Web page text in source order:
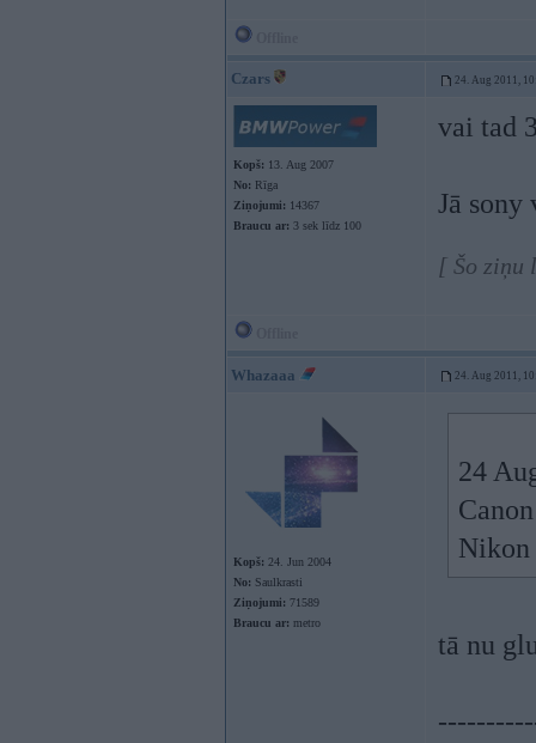
Czars 24. Aug 2011,
Kopš: 13. Aug 2007
No: Rīga
Ziņojumi: 14367
Braucu ar: 3 sek līdz 100
vai tad
Jā sony
[ Šo ziņu
Whazaaa 24. Aug 2011,
Kopš: 24. Jun 2004
No: Saulkrasti
Ziņojumi: 71589
Braucu ar: metro
24
Nikon
tā nu